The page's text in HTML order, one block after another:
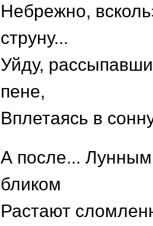
Небрежно,
струну...
Уйду,
пене,
Вплетаясь в
А после...
бликом
Растают